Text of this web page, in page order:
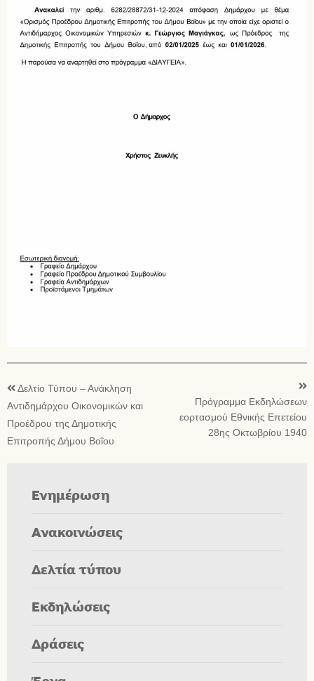
Δελτίο Τύπου – Ανάκληση
Αντιδημάρχου Οικονομικών και
Προέδρου της Δημοτικής
Επιτροπής Δήμου Βοΐου
Πρόγραμμα Εκδηλώσεων
εορτασμού Εθνικής Επετείου
28ης Οκτωβρίου 1940
Ενημέρωση
Ανακοινώσεις
Δελτία τύπου
Εκδηλώσεις
Δράσεις